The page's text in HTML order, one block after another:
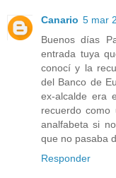
Canario 5 mar
Buenos días
entrada tuya
conocí y la
del Banco de
ex-alcalde era
recuerdo
analfabeta si
que no pasaba
Responder